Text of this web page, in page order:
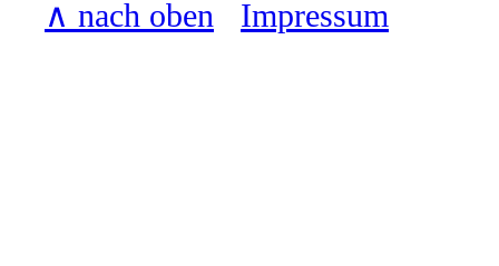
∧ nach oben
Impressum